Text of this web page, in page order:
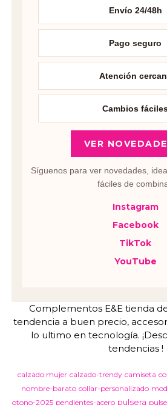
Envío 24/48h
Pago seguro
Atención
Cambios
VER
Síguenos para ver novedades,
fáciles de
Instagram
Facebook
TikTok
YouTube
Complementos E&E tienda
tendencia a buen precio,
lo ultimo en tecnología.
tendencias !
calzado mujer calzado-trendy camiseta
nombre-barato collar-personalizado
otono-2025 pendientes-acero pulsera